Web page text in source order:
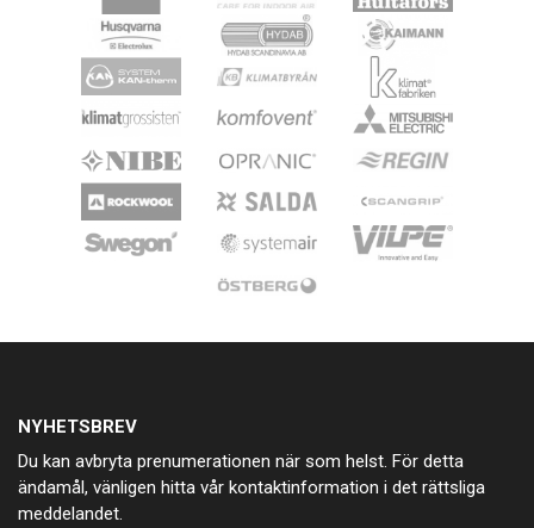
NYHETSBREV
Du kan avbryta prenumerationen när som helst. För detta
ändamål, vänligen hitta vår kontaktinformation i det rättsliga
meddelandet.